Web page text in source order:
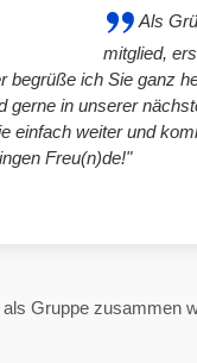
Als
mitglied,
begrüße ich Sie ganz
gerne in unserer
einfach weiter und
Freu(n)de!"
als Gruppe